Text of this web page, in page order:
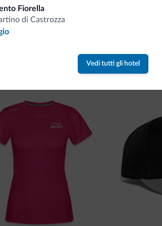
Fiorella
di Castrozza
Vedi tutti gli hotel
collezione
firmata Dolomiti.it!